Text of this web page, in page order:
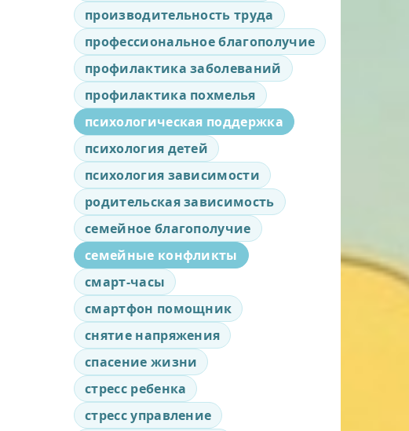
производительность труда
профессиональное благополучие
профилактика заболеваний
профилактика похмелья
психологическая поддержка
психология детей
психология зависимости
родительская зависимость
семейное благополучие
семейные конфликты
смарт-часы
смартфон помощник
снятие напряжения
спасение жизни
стресс ребенка
стресс управление